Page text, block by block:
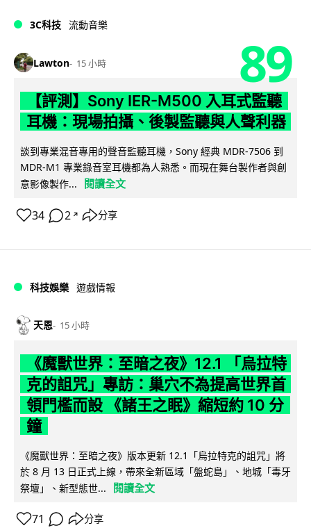
3C科技 流動音樂
Lawton 15 小時 89
【評測】Sony IER-M500 入耳式監聽
耳機：現場拍攝、後製監聽與人聲利器
談到專業混音專用的聲音監聽耳機，Sony 經典 MDR-7506 到
MDR-M1 專業錄音室耳機都為人熟悉。而現在舞台製作者與創
意影像製作...
閱讀全文
34 2 ↗ 分享
科技娛樂 遊戲情報
天恩 15 小時
《魔獸世界：至暗之夜》12.1 「烏拉特
克的詛咒」專訪：巢穴不為提高世界首
領門檻而設 《諸王之眠》縮短約 10 分
鐘
《魔獸世界：至暗之夜》版本更新 12.1「烏拉特克的詛咒」將
於 8 月 13 日正式上線，帶來全新區域「盤蛇島」、地城「毒牙
祭壇」、新型態世...
閱讀全文
71 分享